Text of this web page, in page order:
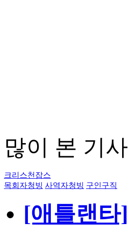
많이 본 기사
크리스천잡스
목회자청빙 사역자청빙 구인구직
[애틀랜타]